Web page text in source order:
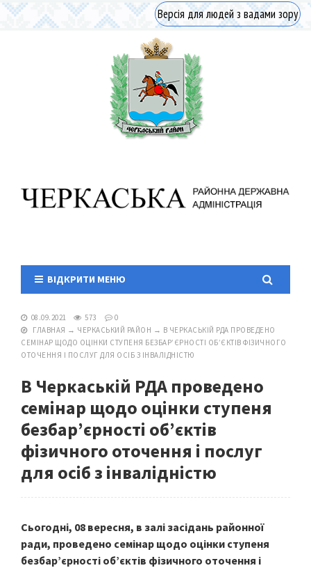
Версія для людей з вадами зору
ВІДКРИТИ МЕНЮ
08.09.2021 573
0
ГЛАВНАЯ → ЧЕРКАСЬКИЙ РАЙОН → В ЧЕРКАСЬКІЙ РДА ПРОВЕДЕНО
СЕМІНАР ЩОДО ОЦІНКИ СТУПЕНЯ БЕЗБАРʼЄРНОСТІ ОБʼЄКТІВ ФІЗИЧНОГО
ОТОЧЕННЯ І ПОСЛУГ ДЛЯ ОСІБ З ІНВАЛІДНІСТЮ
В Черкаській РДА проведено
семінар щодо оцінки ступеня
безбарʼєрності обʼєктів
фізичного оточення і послуг
для осіб з інвалідністю
Сьогодні, 08 вересня, в залі засідань районної
ради, проведено семінар щодо оцінки ступеня
безбарʼєрності обʼєктів фізичного оточення і